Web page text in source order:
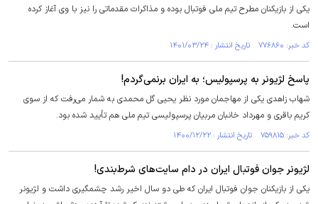
یکی از بازیکنان مطرح تیم ملی فوتبال بوده و مذاکرات مقدماتی را نیز با وی آغاز کرده
است.
کد خبر: ۷۷۶۸۶۰ تاریخ انتشار : ۱۴۰۱/۰۳/۲۴
پاسخ لژیونر به پرسپولیس؛ به ایران برنمی‌گردم!
شهاب زاهدی یکی از مهاجمان مورد نظر یحیی گل محمدی به شمار می‌رفت که از سوی
کریم باقری و مهرداد خانبان مربیان پرسپولیسی تیم ملی هم تأیید شده بود.
کد خبر: ۷۵۹۸۱۵ تاریخ انتشار : ۱۴۰۰/۱۲/۲۲
لژیونر جوان فوتبال ایران در دام سایت‌های شرط‌بندی!
یکی از بازیکنان جوان فوتبال ایران که طی دو سال اخیر رشد چشمگیری داشت و لژیونر